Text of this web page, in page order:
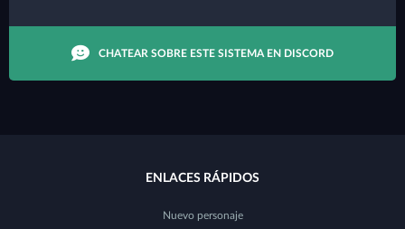
CHATEAR SOBRE ESTE SISTEMA EN DISCORD
ENLACES RÁPIDOS
Nuevo personaje